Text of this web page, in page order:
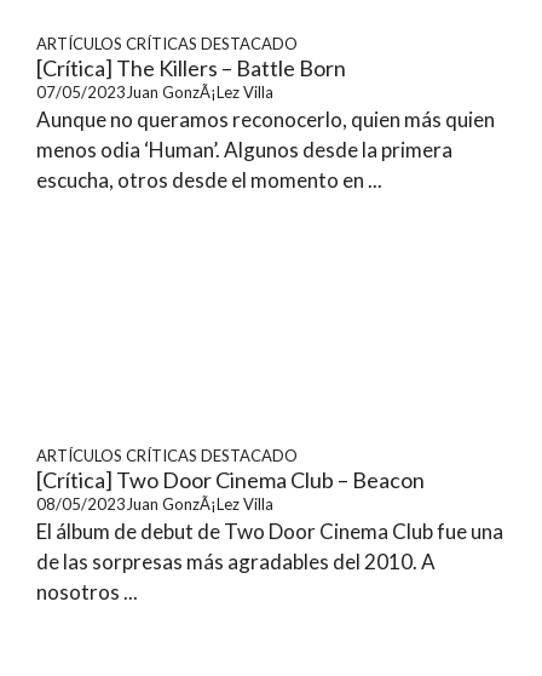
ARTÍCULOS CRÍTICAS DESTACADO
[Crítica] The Killers – Battle Born
07/05/2023 Juan GonzÃ¡lez Villa
Aunque no queramos reconocerlo, quien más quien
menos odia ‘Human’. Algunos desde la primera
escucha, otros desde el momento en ...
ARTÍCULOS CRÍTICAS DESTACADO
[Crítica] Two Door Cinema Club – Beacon
08/05/2023 Juan GonzÃ¡lez Villa
El álbum de debut de Two Door Cinema Club fue una
de las sorpresas más agradables del 2010. A
nosotros ...